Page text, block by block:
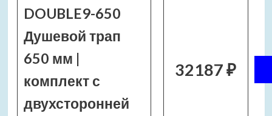
DOUBLE9-650
Душевой трап
650 мм |
комплект с
двухсторонней
32187 ₽